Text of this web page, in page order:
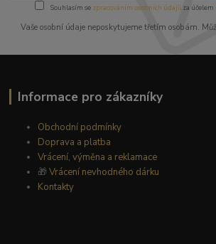
Souhlasím se zpracováním osobních údajůza účelem
Vaše osobní údaje neposkytujeme třetím osobám.
Informace pro zákazníky
Obchodní podmínky
Doprava a platba
Vrácení, výměna a reklamace
🎁Vrácení nevhodného dárku
Kontakty